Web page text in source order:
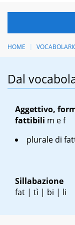
HOME
Dal
Aggettivo,
fattibili m ef
plurale di
Sillabazione
fat | tì | bi | li